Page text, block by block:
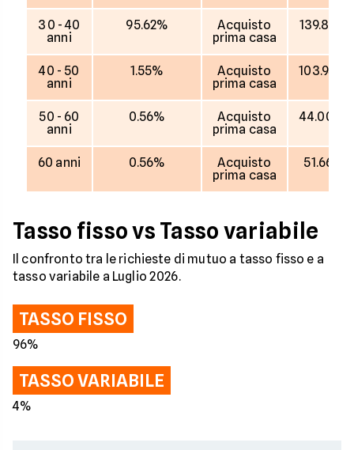
30 - 40
anni
95.62%
Acquisto
prima casa
139.829
40 - 50
anni
1.55%
Acquisto
prima casa
103.945
50 - 60
anni
0.56%
Acquisto
prima casa
44.000 €
60 anni 0.56%
Acquisto
prima casa
51.667 €
Tasso fisso vs Tasso variabile
Il confronto tra le richieste di mutuo a tasso fisso e a
tasso variabile a Luglio 2026.
TASSO FISSO
96%
TASSO VARIABILE
4%